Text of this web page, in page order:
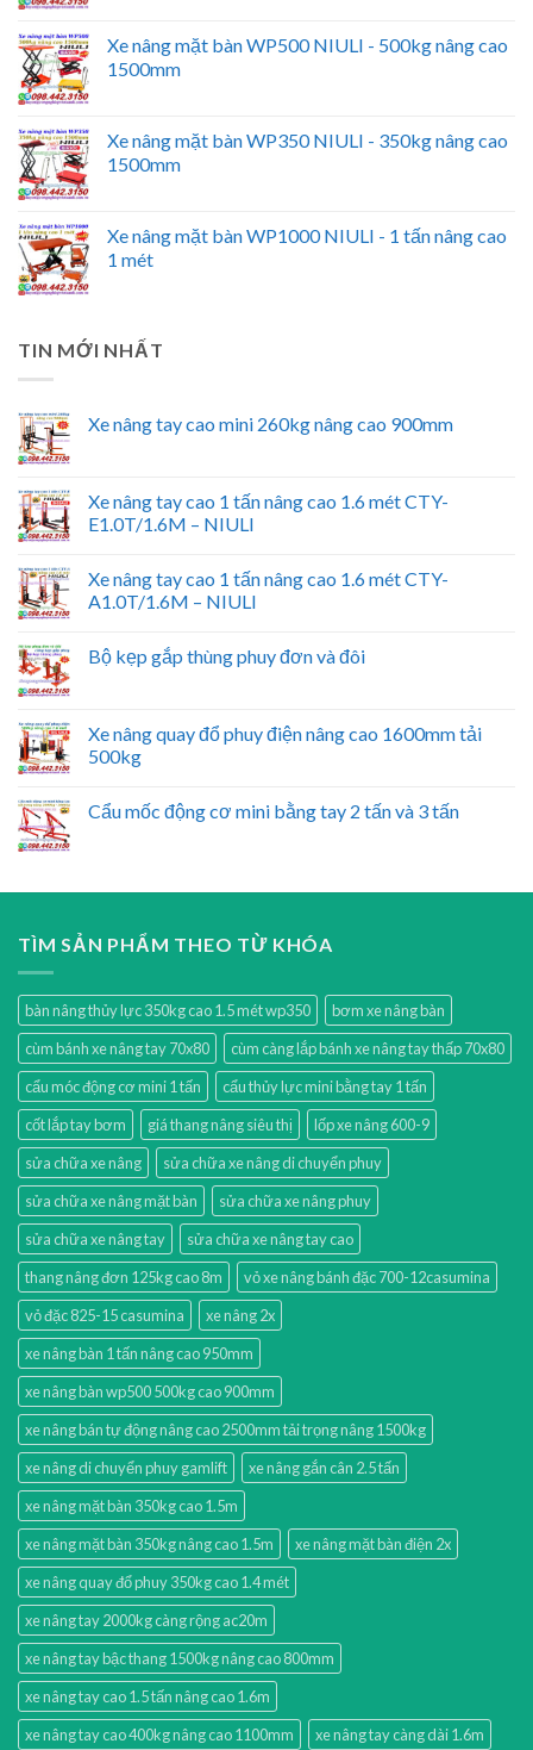
Xe nâng mặt bàn WP500 NIULI - 500kg nâng cao
1500mm
Xe nâng mặt bàn WP350 NIULI - 350kg nâng cao
1500mm
Xe nâng mặt bàn WP1000 NIULI - 1 tấn nâng cao
1 mét
TIN MỚI NHẤT
Xe nâng tay cao mini 260kg nâng cao 900mm
Xe nâng tay cao 1 tấn nâng cao 1.6 mét CTY-
E1.0T/1.6M – NIULI
Xe nâng tay cao 1 tấn nâng cao 1.6 mét CTY-
A1.0T/1.6M – NIULI
Bộ kẹp gắp thùng phuy đơn và đôi
Xe nâng quay đổ phuy điện nâng cao 1600mm tải
500kg
Cẩu mốc động cơ mini bằng tay 2 tấn và 3 tấn
TÌM SẢN PHẨM THEO TỪ KHÓA
bàn nâng thủy lực 350kg cao 1.5 mét wp350
bơm xe nâng bàn
cùm bánh xe nâng tay 70x80
cùm càng lắp bánh xe nâng tay thấp 70x80
cẩu móc động cơ mini 1 tấn
cẩu thủy lực mini bằng tay 1 tấn
cốt lắp tay bơm
giá thang nâng siêu thị
lốp xe nâng 600-9
sửa chữa xe nâng
sửa chữa xe nâng di chuyển phuy
sửa chữa xe nâng mặt bàn
sửa chữa xe nâng phuy
sửa chữa xe nâng tay
sửa chữa xe nâng tay cao
thang nâng đơn 125kg cao 8m
vỏ xe nâng bánh đặc 700-12casumina
vỏ đặc 825-15 casumina
xe nâng 2x
xe nâng bàn 1 tấn nâng cao 950mm
xe nâng bàn wp500 500kg cao 900mm
xe nâng bán tự động nâng cao 2500mm tải trọng nâng 1500kg
xe nâng di chuyển phuy gamlift
xe nâng gắn cân 2.5 tấn
xe nâng mặt bàn 350kg cao 1.5m
xe nâng mặt bàn 350kg nâng cao 1.5m
xe nâng mặt bàn điện 2x
xe nâng quay đổ phuy 350kg cao 1.4 mét
xe nâng tay 2000kg càng rộng ac20m
xe nâng tay bậc thang 1500kg nâng cao 800mm
xe nâng tay cao 1.5 tấn nâng cao 1.6m
xe nâng tay cao 400kg nâng cao 1100mm
xe nâng tay càng dài 1.6m